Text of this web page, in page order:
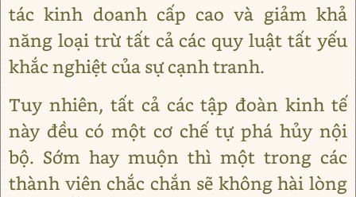
tác kinh doanh cấp cao và giảm khả
năng loại trừ tất cả các quy luật tất yếu
khắc nghiệt của sự cạnh tranh.
Tuy nhiên, tất cả các tập đoàn kinh tế
này đều có một cơ chế tự phá hủy nội
bộ. Sớm hay muộn thì một trong các
thành viên chắc chắn sẽ không hài lòng